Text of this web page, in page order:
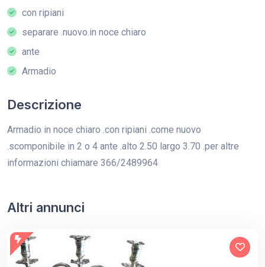
con ripiani
separare .nuovo.in noce chiaro
ante
Armadio
Descrizione
Armadio in noce chiaro .con ripiani .come nuovo
.scomponibile in 2 o 4 ante .alto 2.50 largo 3.70 .per altre
informazioni chiamare 366/2489964
Altri annunci